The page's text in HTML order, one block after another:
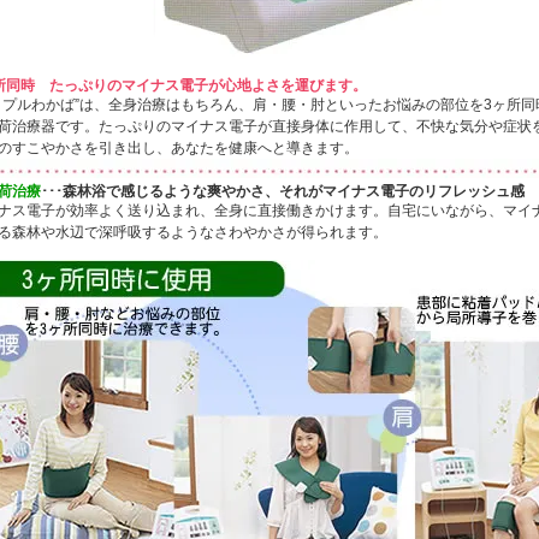
同時 たっぷりのマイナス電子が心地よさを運びます。
プルわかば”は、全身治療はもちろん、肩・腰・肘といったお悩みの部位を3ヶ所
治療器です。たっぷりのマイナス電子が直接身体に作用して、不快な気分や症状
すこやかさを引き出し、あなたを健康へと導きます。
治療･･･森林浴で感じるような爽やかさ、それがマイナス電子のリフレッシュ感
ス電子が効率よく送り込まれ、全身に直接働きかけます。自宅にいながら、マイ
森林や水辺で深呼吸するようなさわやかさが得られます。